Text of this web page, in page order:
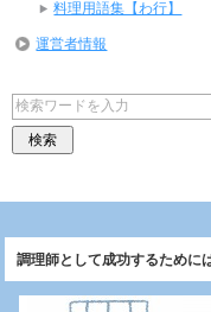
料理用語集【わ行】
運営者情報
調理師として成功するために